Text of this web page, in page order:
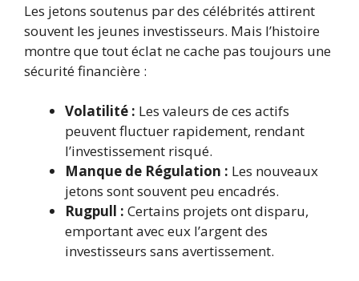
Les jetons soutenus par des célébrités attirent
souvent les jeunes investisseurs. Mais l’histoire
montre que tout éclat ne cache pas toujours une
sécurité financière :
Volatilité : Les valeurs de ces actifs
peuvent fluctuer rapidement, rendant
l’investissement risqué.
Manque de Régulation : Les nouveaux
jetons sont souvent peu encadrés.
Rugpull : Certains projets ont disparu,
emportant avec eux l’argent des
investisseurs sans avertissement.